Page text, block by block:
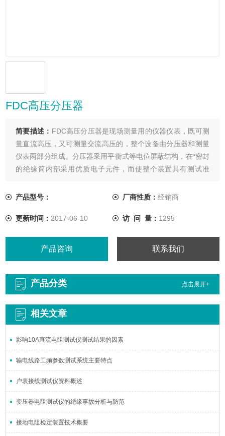
FDC高压分压器
简要描述： FDC高压分压器是现场测量用的仪器仪表，既可测
量直流高压，又可测量交流高压的，整个设备由分压器和测量
仪表两部分组成。分压器采用平衡式等电位屏蔽结构，在*密封
的绝缘筒内部采用优质电子元件，而使整个装置具有测试准
示直观等特点，因此它是现场测量的理想仪表。
产品型号： 厂商性质： 经销商
更新时间： 2017-06-10 访 问 量： 1295
产品咨询 联系我们
产品分类 点击展开+
相关文章
影响10A直流电阻测试仪测试结果的因素
输电线路工频参数测试系统主要特点
户表接线测试仪资料概述
变压器电阻测试仪的绝缘事故分析与防范
接地电阻检定装置技术概要